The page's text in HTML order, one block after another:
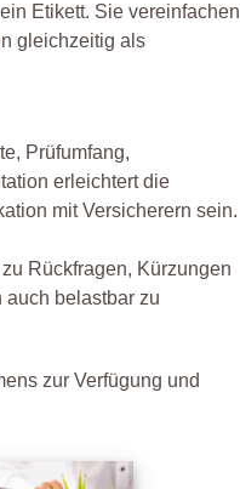
Etikett. Sie vereinfachen
gleichzeitig als
Prüfumfang,
erleichtert die
mit Versicherern sein.
Rückfragen, Kürzungen
auch belastbar zu
zur Verfügung und